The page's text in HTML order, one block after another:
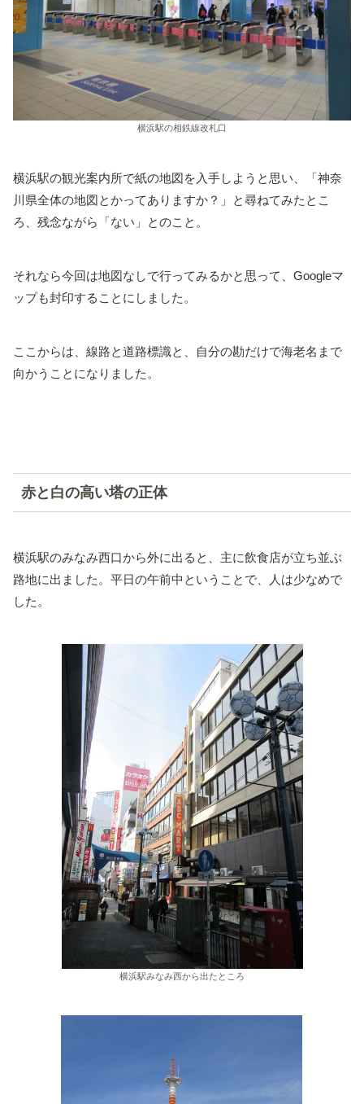
横浜駅の相鉄線改札口
横浜駅の観光案内所で紙の地図を入手しようと思い、「神奈
川県全体の地図とかってありますか？」と尋ねてみたとこ
ろ、残念ながら「ない」とのこと。
それなら今回は地図なしで行ってみるかと思って、Googleマ
ップも封印することにしました。
ここからは、線路と道路標識と、自分の勘だけで海老名まで
向かうことになりました。
赤と白の高い塔の正体
横浜駅のみなみ西口から外に出ると、主に飲食店が立ち並ぶ
路地に出ました。平日の午前中ということで、人は少なめで
した。
横浜駅みなみ西から出たところ